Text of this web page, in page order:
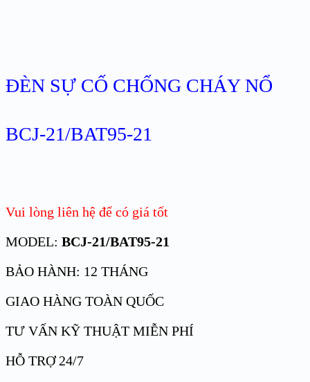
ĐÈN SỰ CỐ CHỐNG CHÁY NỔ
BCJ-21/BAT95-21
Vui lòng liên hệ để có giá tốt
MODEL: BCJ-21/BAT95-21
BẢO HÀNH: 12 THÁNG
GIAO HÀNG TOÀN QUỐC
TƯ VẤN KỸ THUẬT MIỄN PHÍ
HỖ TRỢ 24/7